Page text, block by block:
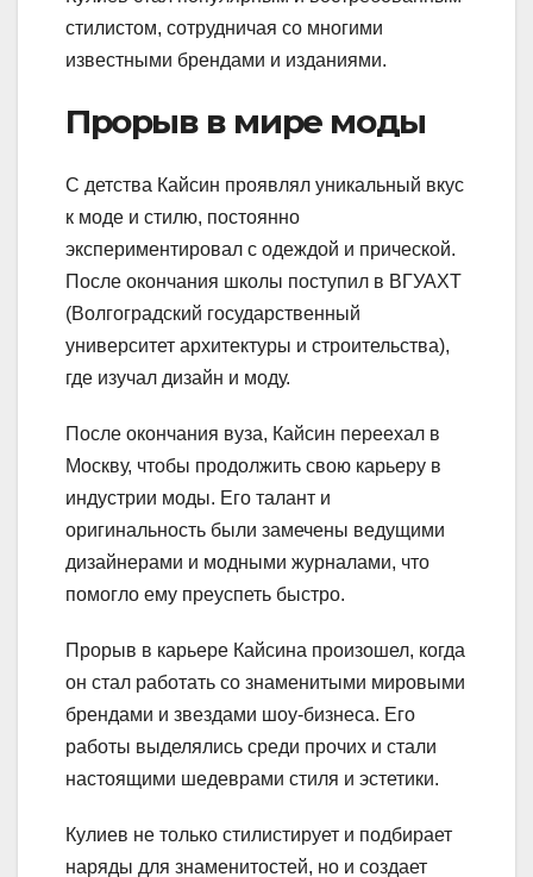
стилистом, сотрудничая со многими
известными брендами и изданиями.
Прорыв в мире моды
С детства Кайсин проявлял уникальный вкус
к моде и стилю, постоянно
экспериментировал с одеждой и прической.
После окончания школы поступил в ВГУАХТ
(Волгоградский государственный
университет архитектуры и строительства),
где изучал дизайн и моду.
После окончания вуза, Кайсин переехал в
Москву, чтобы продолжить свою карьеру в
индустрии моды. Его талант и
оригинальность были замечены ведущими
дизайнерами и модными журналами, что
помогло ему преуспеть быстро.
Прорыв в карьере Кайсина произошел, когда
он стал работать со знаменитыми мировыми
брендами и звездами шоу-бизнеса. Его
работы выделялись среди прочих и стали
настоящими шедеврами стиля и эстетики.
Кулиев не только стилистирует и подбирает
наряды для знаменитостей, но и создает